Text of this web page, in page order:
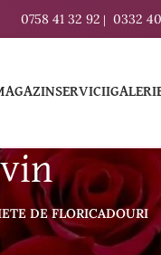
0758 41 32 92 | 0332
SERVICII
vin
DE FLORICADOURI